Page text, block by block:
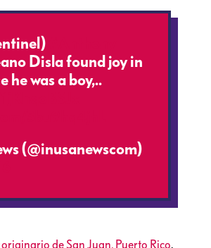
Disla found joy in
he was a boy,..
(@inusanewscom)
de San Juan, Puerto Rico.